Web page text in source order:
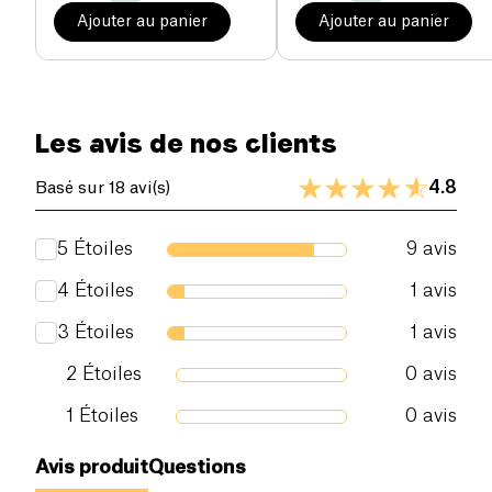
Ajouter au panier Ajouter au panier
Les avis de nos clients
Basé sur 18 avi(s) 4.8
5 Étoiles 9 avis
4 Étoiles 1 avis
3 Étoiles 1 avis
2 Étoiles 0 avis
1 Étoiles 0 avis
Avis produitQuestions